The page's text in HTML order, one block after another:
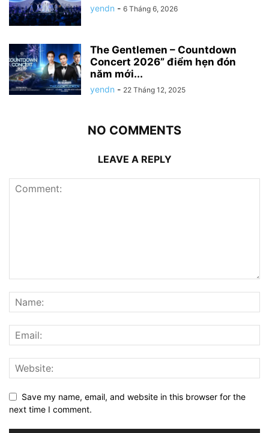
yendn - 6 Tháng 6, 2026
The Gentlemen – Countdown
Concert 2026” điểm hẹn đón
năm mới...
yendn - 22 Tháng 12, 2025
NO COMMENTS
LEAVE A REPLY
Save my name, email, and website in this browser for the
next time I comment.